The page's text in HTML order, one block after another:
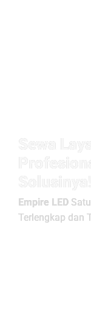
Sewa
Solusinya!
Empire LED
Terlengkap dan